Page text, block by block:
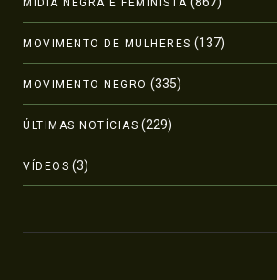
MÍDIA NEGRA E FEMINISTA
MOVIMENTO DE MULHERES (137)
MOVIMENTO NEGRO (335)
ÚLTIMAS NOTÍCIAS (229)
VÍDEOS (3)